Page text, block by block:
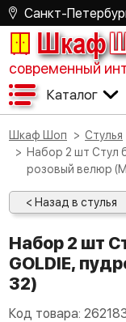
Санкт-
Шкаф
современный
Каталог
Шкаф Шоп Стулья
Набор 2 шт Стул барный DOBRIN GOLDIE, пудрово-
розовый велюр
< Назад в стулья
Набор 2 шт Стул барный DOBRIN
GOLDIE,
32)
Код товара: